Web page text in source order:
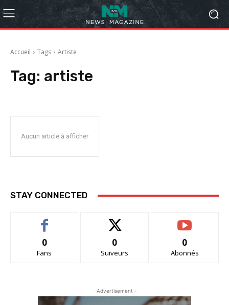
Accueil Tags Artiste
Tag: artiste
Aucun article à afficher
STAY CONNECTED
0
Fans
0
Suiveurs
0
Abonnés
- Advertisement -